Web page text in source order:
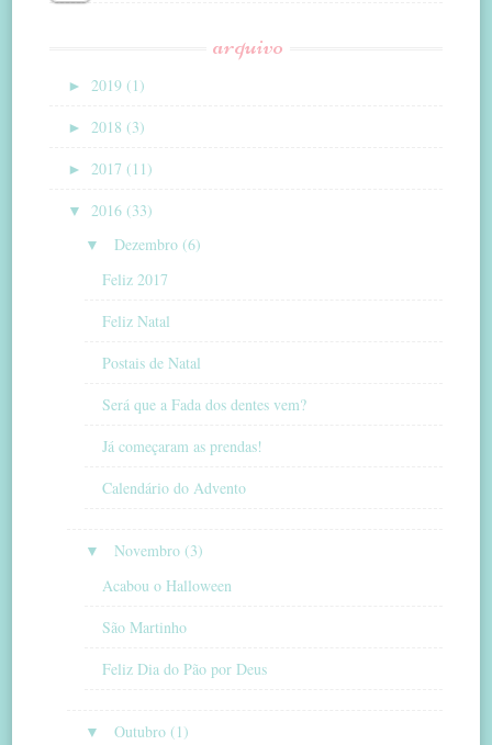
arquivo
► 2019 (1)
► 2018 (3)
► 2017 (11)
▼ 2016 (33)
▼
Dezembro (6)
Feliz 2017
Feliz Natal
Postais de Natal
Será que a Fada dos dentes vem?
Já começaram as prendas!
Calendário do Advento
▼
Novembro (3)
Acabou o Halloween
São Martinho
Feliz Dia do Pão por Deus
▼
Outubro (1)